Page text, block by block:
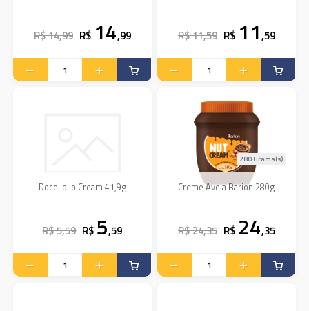
R$ 14,99 R$ 14,99 R$ 11,59 R$ 11,59
Doce Io Io Cream 41,9g
R$ 5,59 R$ 5,59
Creme Avela Barion 280g
280 Grama(s)
R$ 24,35 R$ 24,35